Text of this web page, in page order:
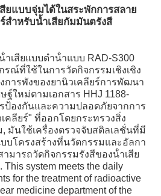
ยแบบจุ่มได้ในสระพักการสลาย
สำหรับน้ำเสียกัมมันตรังสี
เสียแบบดําน้ําแบบ RAD-S300
รณ์ที่ใช้ในการวัดกิจกรรมเชิงเชิง
การพังของยานิวเคลียร์การพัฒนา
ฐ์ใหม่ตามเอกสาร HHJ 1188-
ป้องกันและความปลอดภัยจากการ
คลียร์" ที่ออกโดยกระทรวงสิ่ง
มันใช้เครื่องตรวจจับสติลเลชั่นที่มี
บโครงสร้างที่นวัตกรรมและอัลกา
มารถวัดกิจกรรมรังสีของน้ําเสีย
This system meets the daily
for the treatment of radioactive
medicine department of the